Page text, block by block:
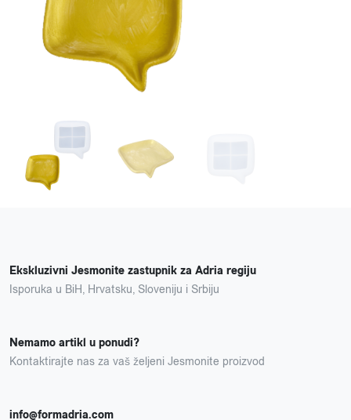
Ekskluzivni Jesmonite zastupnik za Adria regiju
Isporuka u BiH, Hrvatsku, Sloveniju i Srbiju
Nemamo artikl u ponudi?
Kontaktirajte nas za vaš željeni Jesmonite proizvod
info@formadria.com